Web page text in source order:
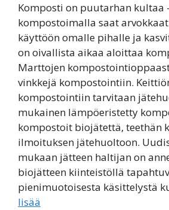
Komposti on puutarhan kultaa
kompostoimalla saat
käyttöön omalle pihalle ja
on oivallista aikaa aloittaa
Marttojen
vinkkejä kompostointiin.
kompostointiin tarvitaan
mukainen lämpöeristetty
kompostoit biojätettä, teethän
ilmoituksen jätehuoltoon.
mukaan jätteen haltijan on
biojätteen kiinteistöllä
pienimuotoisesta käsittelystä
lisää